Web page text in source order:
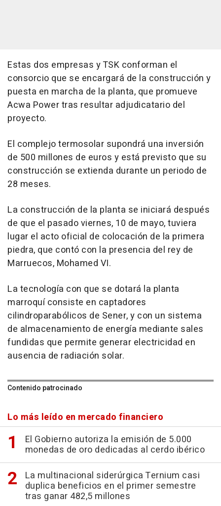
Estas dos empresas y TSK conforman el
consorcio que se encargará de la construcción y
puesta en marcha de la planta, que promueve
Acwa Power tras resultar adjudicatario del
proyecto.
El complejo termosolar supondrá una inversión
de 500 millones de euros y está previsto que su
construcción se extienda durante un periodo de
28 meses.
La construcción de la planta se iniciará después
de que el pasado viernes, 10 de mayo, tuviera
lugar el acto oficial de colocación de la primera
piedra, que contó con la presencia del rey de
Marruecos, Mohamed VI.
La tecnología con que se dotará la planta
marroquí consiste en captadores
cilindroparabólicos de Sener, y con un sistema
de almacenamiento de energía mediante sales
fundidas que permite generar electricidad en
ausencia de radiación solar.
Contenido patrocinado
Lo más leído en mercado financiero
El Gobierno autoriza la emisión de 5.000
monedas de oro dedicadas al cerdo ibérico
La multinacional siderúrgica Ternium casi
duplica beneficios en el primer semestre
tras ganar 482,5 millones